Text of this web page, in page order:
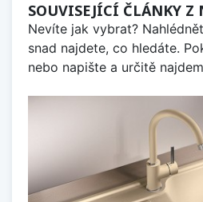
SOUVISEJÍCÍ ČLÁNKY Z
Nevíte jak vybrat?
snad najdete, co hledáte.
nebo napište a určitě